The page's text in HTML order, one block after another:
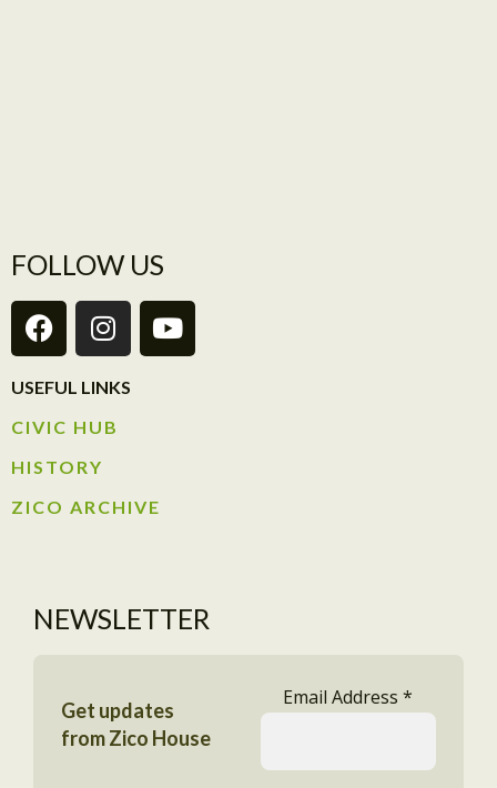
FOLLOW US
USEFUL LINKS
CIVIC HUB​
HISTORY​
ZICO ARCHIVE
NEWSLETTER
Get updates
from Zico House
Email Address*